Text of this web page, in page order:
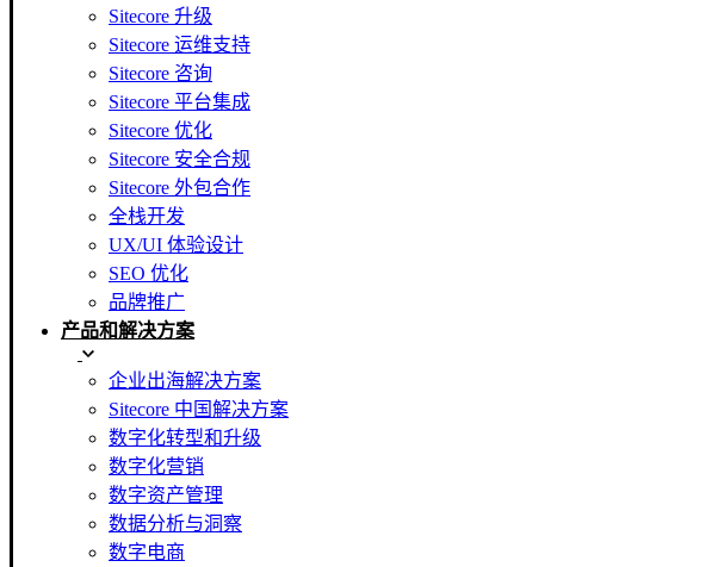
Sitecore 升级
Sitecore 运维支持
Sitecore 咨询
Sitecore 平台集成
Sitecore 优化
Sitecore 安全合规
Sitecore 外包合作
全栈开发
UX/UI 体验设计
SEO 优化
品牌推广
产品和解决方案
企业出海解决方案
Sitecore 中国解决方案
数字化转型和升级
数字化营销
数字资产管理
数据分析与洞察
数字电商